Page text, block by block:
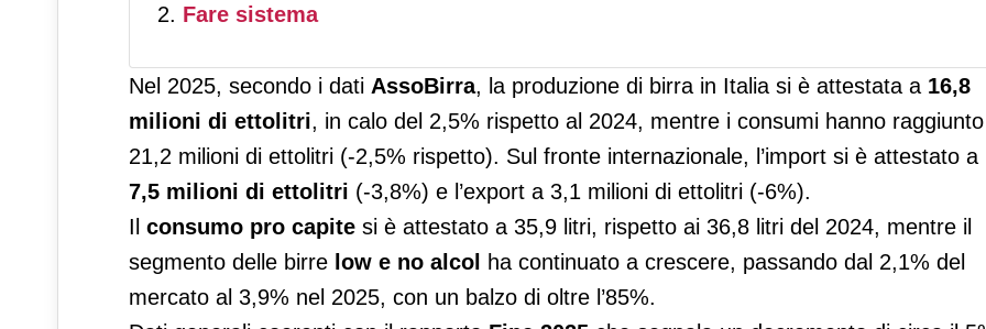
Fare sistema
Nel 2025, secondo i dati AssoBirra, la produzione di birra in Italia si è attestata a 16,8
milioni di ettolitri, in calo del 2,5% rispetto al 2024, mentre i consumi hanno raggiunto
21,2 milioni di ettolitri (-2,5% rispetto). Sul fronte internazionale, l’import si è attestato a
7,5 milioni di ettolitri (-3,8%) e l’export a 3,1 milioni di ettolitri (-6%).
Il consumo pro capite si è attestato a 35,9 litri, rispetto ai 36,8 litri del 2024, mentre il
segmento delle birre low e no alcol ha continuato a crescere, passando dal 2,1% del
mercato al 3,9% nel 2025, con un balzo di oltre l’85%.